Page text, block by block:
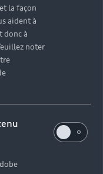
DAB
des
choisie.
mise à
la façon
aident à
donc à
noter